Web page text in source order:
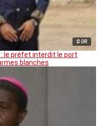
© DR
le préfet interdit le port
blanches